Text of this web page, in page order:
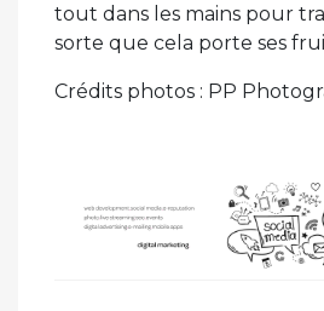
tout dans les mains pour
sorte que cela porte ses
Crédits photos : PP